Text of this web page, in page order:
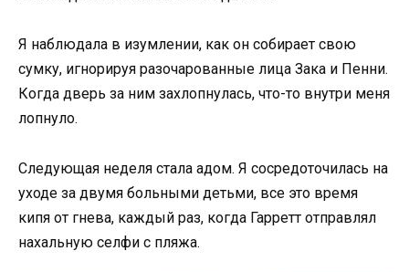
Я наблюдала в изумлении, как он собирает свою
сумку, игнорируя разочарованные лица Зака и Пенни.
Когда дверь за ним захлопнулась, что-то внутри меня
лопнуло.
Следующая неделя стала адом. Я сосредоточилась на
уходе за двумя больными детьми, все это время
кипя от гнева, каждый раз, когда Гарретт отправлял
нахальную селфи с пляжа.